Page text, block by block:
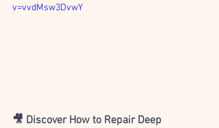
v=vvdMsw3DvwY
🎥 Discover How to Repair Deep